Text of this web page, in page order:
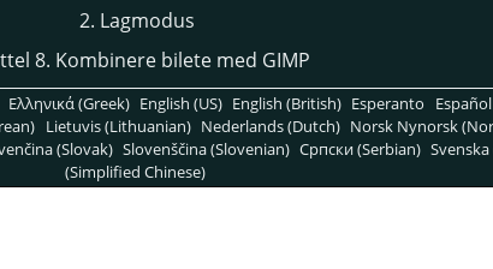
2. Lagmodus
8. Kombinere bilete med GIMP
Ελληνικά (Greek) English (US) English (British) Esperanto
Lietuvis (Lithuanian) Nederlands (Dutch) Norsk Nynorsk
(Slovak) Slovenščina (Slovenian) Српски (Serbian)
(Simplified Chinese)